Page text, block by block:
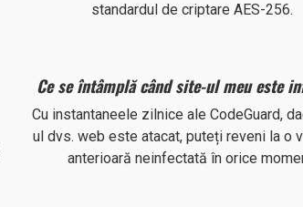
standardul de criptare AES-256.
Ce se întâmplă când site-ul meu este
Cu instantaneele zilnice ale CodeGuard,
ul dvs. web este atacat, puteți reveni la o
anterioară neinfectată în orice